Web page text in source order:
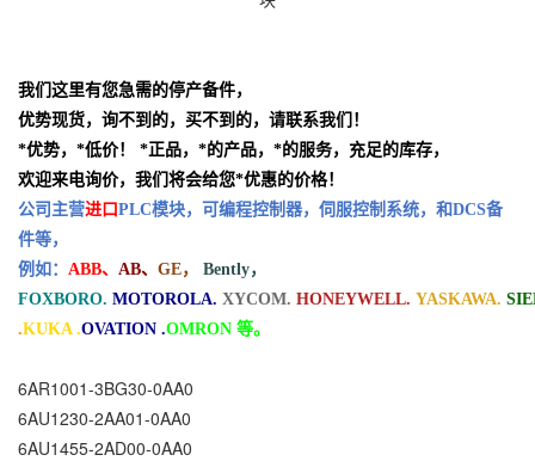
我们这里有您急需的停产备件，
优势现货，询不到的，买不到的，请联系我们！
*优势，*低价！
*正品，*的产品，*的服务，充足的库存，
欢迎来电询价，我们将会给您*优惠的价格！
公司主营进口PLC模块，可编程控制器，伺服控制系统，和DCS备
件等，
例如： ABB、 AB、 GE，
Bently，
FOXBORO. MOTOROLA. XYCOM. HONEYWELL. YASKAWA.
.KUKA .OVATION .OMRON 等。
6AR1001-3BG30-0AA0
6AU1230-2AA01-0AA0
6AU1455-2AD00-0AA0